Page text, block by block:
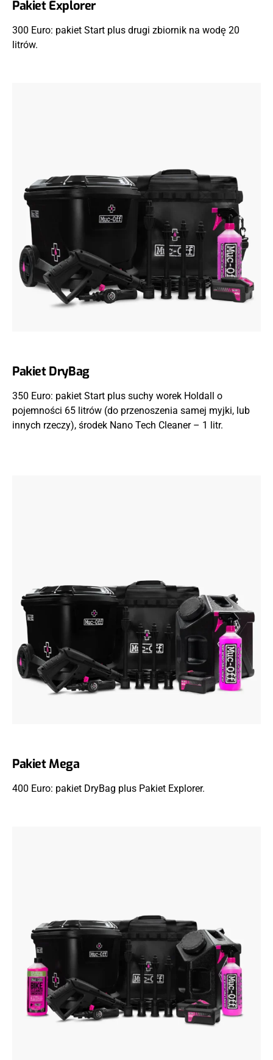
Pakiet Explorer
300 Euro: pakiet Start plus drugi zbiornik na wodę 20
litrów.
Pakiet DryBag
350 Euro: pakiet Start plus suchy worek Holdall o
pojemności 65 litrów (do przenoszenia samej myjki, lub
innych rzeczy), środek Nano Tech Cleaner – 1 litr.
Pakiet Mega
400 Euro: pakiet DryBag plus Pakiet Explorer.